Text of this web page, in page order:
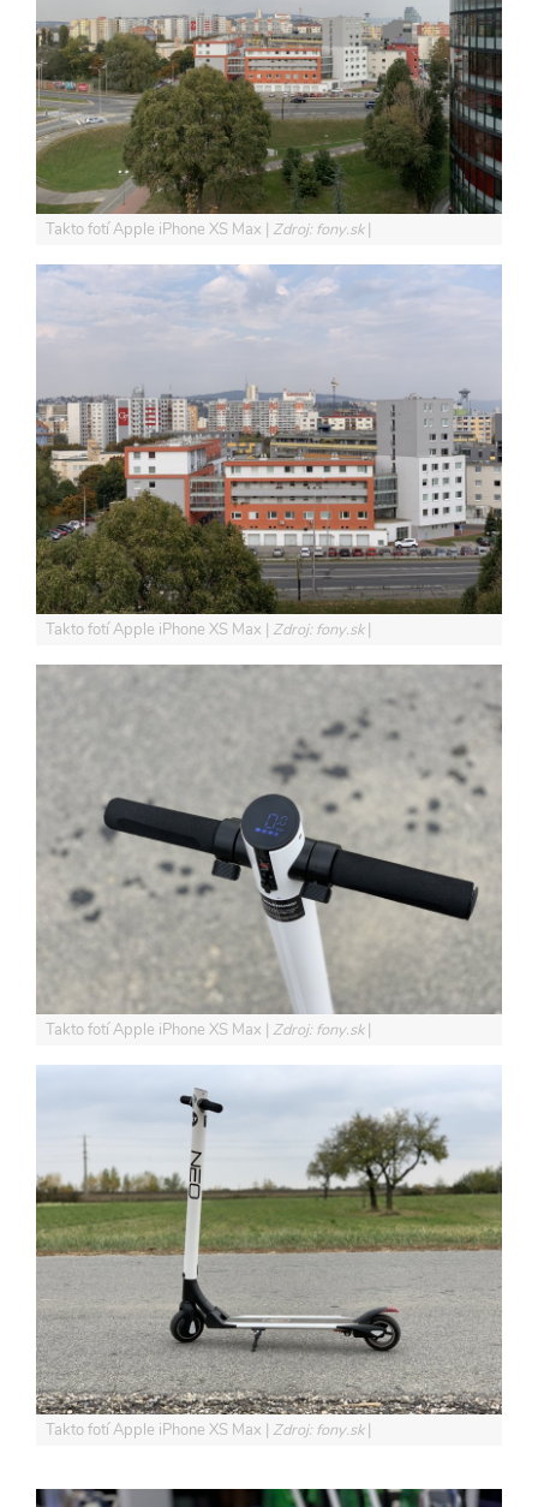
Takto fotí Apple iPhone XS Max Zdroj: fony.sk
Takto fotí Apple iPhone XS Max Zdroj: fony.sk
Takto fotí Apple iPhone XS Max Zdroj: fony.sk
Takto fotí Apple iPhone XS Max Zdroj: fony.sk